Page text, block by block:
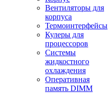
Вентиляторы для
корпуса
Термоинтерфейсы
Кулеры для
процессоров
Системы
жидкостного
охлаждения
Оперативная
память DIMM